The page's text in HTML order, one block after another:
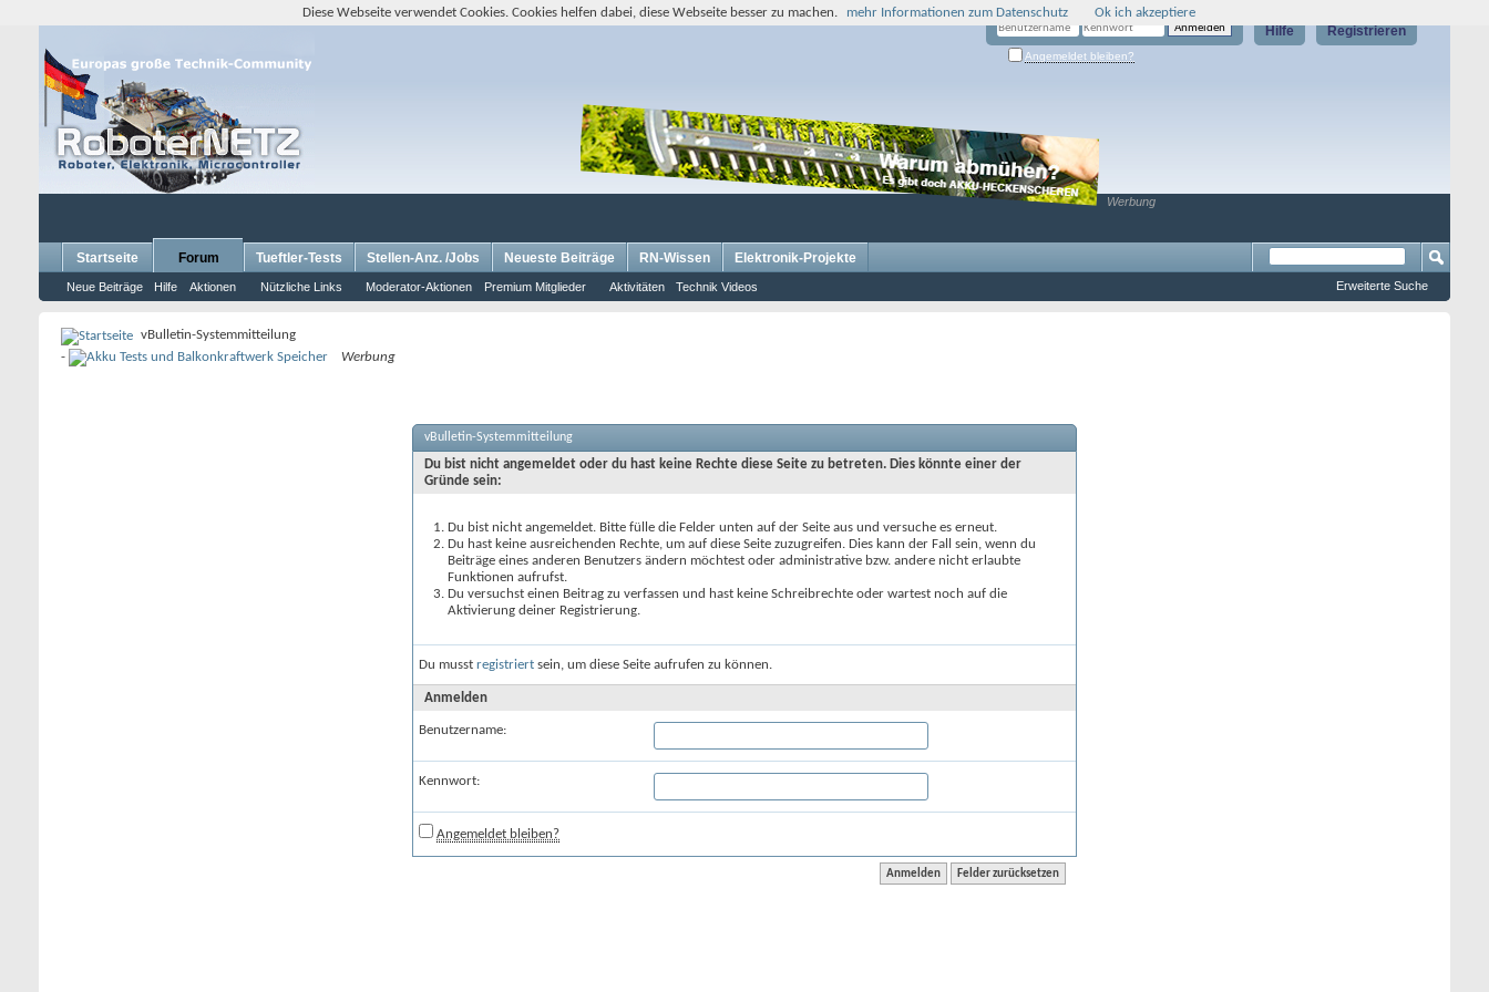
Registrieren
Hilfe
Angemeldet bleiben?
Werbung
Startseite Forum
Neue Beiträge Hilfe Aktionen Nützliche Links Moderator-Aktionen Premium Mitglieder Aktivitäten Technik Videos
Tueftler-Tests Stellen-Anz. /Jobs Neueste Beiträge RN-Wissen Elektronik-Projekte
Erweiterte Suche
vBulletin-Systemmitteilung
-
Werbung
vBulletin-Systemmitteilung
Du bist nicht angemeldet oder du hast keine Rechte diese Seite zu betreten. Dies könnte einer der
Gründe sein:
Du bist nicht angemeldet. Bitte fülle die Felder unten auf der Seite aus und versuche es erneut.
Du hast keine ausreichenden Rechte, um auf diese Seite zuzugreifen. Dies kann der Fall sein, wenn du
Beiträge eines anderen Benutzers ändern möchtest oder administrative bzw. andere nicht erlaubte
Funktionen aufrufst.
Du versuchst einen Beitrag zu verfassen und hast keine Schreibrechte oder wartest noch auf die
Aktivierung deiner Registrierung.
Du musst registriert sein, um diese Seite aufrufen zu können.
Anmelden
Benutzername:
Kennwort:
Angemeldet bleiben?
Diese Webseite verwendet Cookies. Cookies helfen dabei, diese Webseite besser zu machen. mehr Informationen zum Datenschutz Ok ich akzeptiere